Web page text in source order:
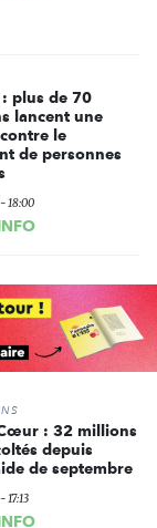
plus de 70
lancent une
le
de personnes
18:00
: 32 millions
depuis
de septembre